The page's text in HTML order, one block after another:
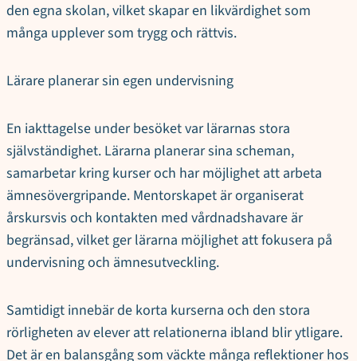
den egna skolan, vilket skapar en likvärdighet som
många upplever som trygg och rättvis.
Lärare planerar sin egen undervisning
En iakttagelse under besöket var lärarnas stora
självständighet. Lärarna planerar sina scheman,
samarbetar kring kurser och har möjlighet att arbeta
ämnesövergripande. Mentorskapet är organiserat
årskursvis och kontakten med vårdnadshavare är
begränsad, vilket ger lärarna möjlighet att fokusera på
undervisning och ämnesutveckling.
Samtidigt innebär de korta kurserna och den stora
rörligheten av elever att relationerna ibland blir ytligare.
Det är en balansgång som väckte många reflektioner hos